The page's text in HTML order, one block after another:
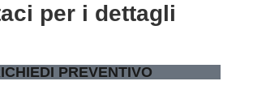
per i dettagli
PREVENTIVO